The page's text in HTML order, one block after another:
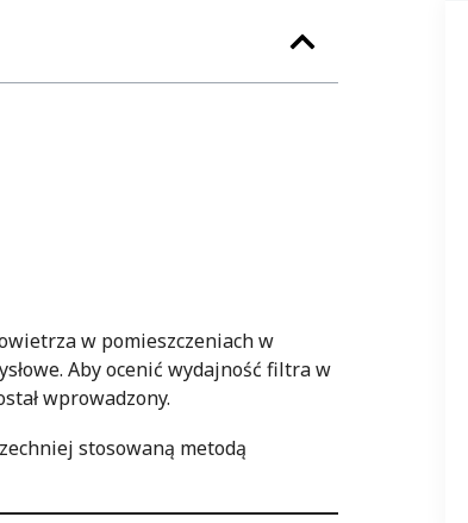
w pomieszczeniach w
Aby ocenić wydajność filtra w
wprowadzony.
stosowaną metodą